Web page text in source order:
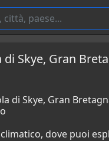
Skye, Gran
di Skye, Gran
dove puoi